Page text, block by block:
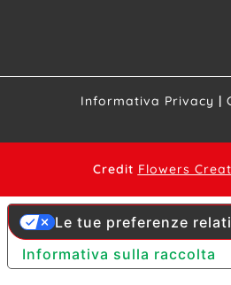
Informativa Privacy |
Credit Flowers
Informativa sulla raccolta
Le tue preferenze